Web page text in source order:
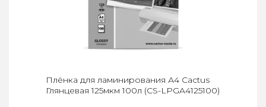
Плёнка для ламинирования А4 Cactus
Глянцевая 125мкм 100л (CS-LPGA4125100)